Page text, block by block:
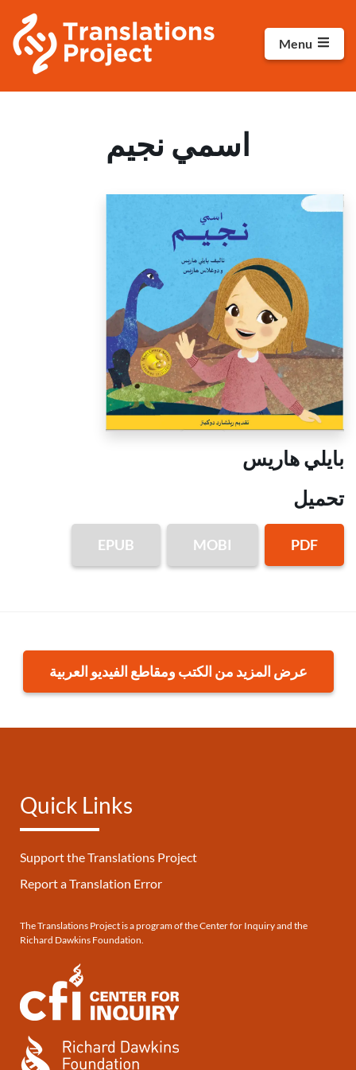
Menu
اسمي نجيم
بايلي هاريس
تحميل
EPUB MOBI PDF
عرض المزيد من الكتب ومقاطع الفيديو العربية
Quick Links
Support the Translations Project
Report a Translation Error
The Translations Project is a program of the Center for Inquiry and the
Richard Dawkins Foundation.